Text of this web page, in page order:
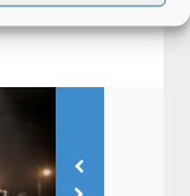
·Nieuws